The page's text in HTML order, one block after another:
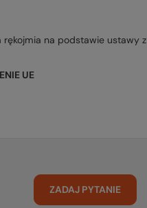
na podstawie ustawy z
UE
ZADAJ PYTANIE